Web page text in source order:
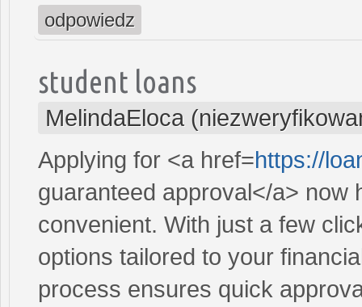
odpowiedz
student loans
MelindaEloca
Applying for <a href=https://
guaranteed approval</a> now
convenient. With just a few
options tailored to your
process ensures quick